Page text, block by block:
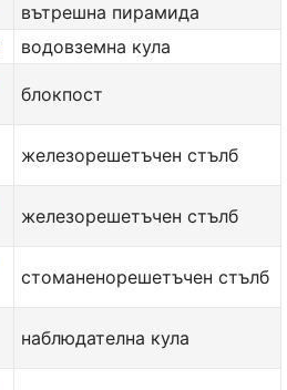
вътрешна пирамида
водовземна кула
блокпост
железорешетъчен стълб
железорешетъчен стълб
стоманенорешетъчен стълб
наблюдателна кула